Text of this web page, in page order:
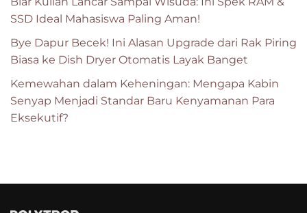
SSD Ideal Mahasiswa Paling Aman!
Bye Dapur Becek! Ini Alasan Upgrade dari Rak Piring
Biasa ke Dish Dryer Otomatis Layak Banget
Kemewahan dalam Keheningan: Mengapa Kabin
Senyap Menjadi Standar Baru Kenyamanan Para
Eksekutif?